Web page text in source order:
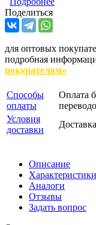
Поделиться
для оптовых
подробная
покупателям»
Способы
оплаты
Оплата
Условия
доставки
Доставка
Описание
Характеристики
Аналоги
Отзывы
Задать вопрос